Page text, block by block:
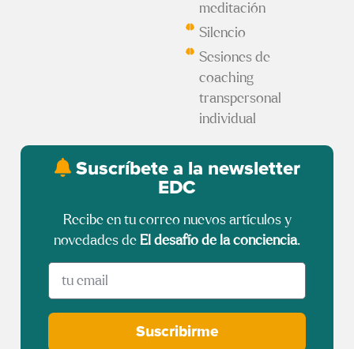
meditación
Silencio
Sesiones de
coaching
transpersonal
individual
Suscríbete a la newsletter
EDC
Recibe en tu correo nuevos artículos y
novedades de El desafío de la conciencia.
Suscribirme